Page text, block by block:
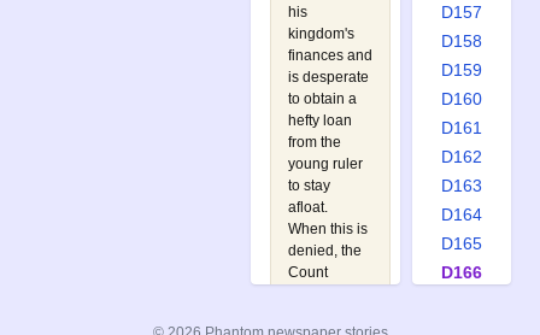
his
kingdom's
finances and
is desperate
to obtain a
hefty loan
from the
young ruler
to stay
afloat.
When this is
denied, the
Count
D157
D158
D159
D160
D161
D162
D163
D164
D165
D166